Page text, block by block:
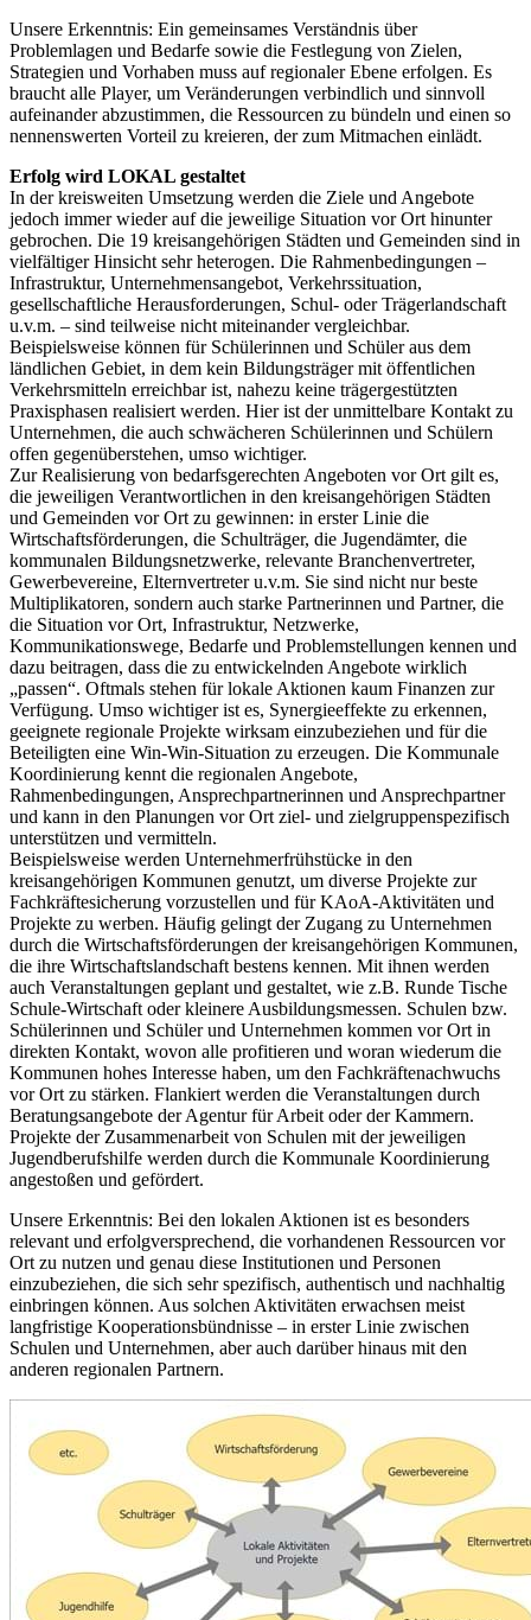
Unsere Erkenntnis: Ein gemeinsames Verständnis über
Problemlagen und Bedarfe sowie die Festlegung von Zielen,
Strategien und Vorhaben muss auf regionaler Ebene erfolgen. Es
braucht alle Player, um Veränderungen verbindlich und sinnvoll
aufeinander abzustimmen, die Ressourcen zu bündeln und einen so
nennenswerten Vorteil zu kreieren, der zum Mitmachen einlädt.
Erfolg wird LOKAL gestaltet
In der kreisweiten Umsetzung werden die Ziele und Angebote
jedoch immer wieder auf die jeweilige Situation vor Ort hinunter
gebrochen. Die 19 kreisangehörigen Städten und Gemeinden sind in
vielfältiger Hinsicht sehr heterogen. Die Rahmenbedingungen –
Infrastruktur, Unternehmensangebot, Verkehrssituation,
gesellschaftliche Herausforderungen, Schul- oder Trägerlandschaft
u.v.m. – sind teilweise nicht miteinander vergleichbar.
Beispielsweise können für Schülerinnen und Schüler aus dem
ländlichen Gebiet, in dem kein Bildungsträger mit öffentlichen
Verkehrsmitteln erreichbar ist, nahezu keine trägergestützten
Praxisphasen realisiert werden. Hier ist der unmittelbare Kontakt zu
Unternehmen, die auch schwächeren Schülerinnen und Schülern
offen gegenüberstehen, umso wichtiger.
Zur Realisierung von bedarfsgerechten Angeboten vor Ort gilt es,
die jeweiligen Verantwortlichen in den kreisangehörigen Städten
und Gemeinden vor Ort zu gewinnen: in erster Linie die
Wirtschaftsförderungen, die Schulträger, die Jugendämter, die
kommunalen Bildungsnetzwerke, relevante Branchenvertreter,
Gewerbevereine, Elternvertreter u.v.m. Sie sind nicht nur beste
Multiplikatoren, sondern auch starke Partnerinnen und Partner, die
die Situation vor Ort, Infrastruktur, Netzwerke,
Kommunikationswege, Bedarfe und Problemstellungen kennen und
dazu beitragen, dass die zu entwickelnden Angebote wirklich
„passen“. Oftmals stehen für lokale Aktionen kaum Finanzen zur
Verfügung. Umso wichtiger ist es, Synergieeffekte zu erkennen,
geeignete regionale Projekte wirksam einzubeziehen und für die
Beteiligten eine Win-Win-Situation zu erzeugen. Die Kommunale
Koordinierung kennt die regionalen Angebote,
Rahmenbedingungen, Ansprechpartnerinnen und Ansprechpartner
und kann in den Planungen vor Ort ziel- und zielgruppenspezifisch
unterstützen und vermitteln.
Beispielsweise werden Unternehmerfrühstücke in den
kreisangehörigen Kommunen genutzt, um diverse Projekte zur
Fachkräftesicherung vorzustellen und für KAoA-Aktivitäten und
Projekte zu werben. Häufig gelingt der Zugang zu Unternehmen
durch die Wirtschaftsförderungen der kreisangehörigen Kommunen,
die ihre Wirtschaftslandschaft bestens kennen. Mit ihnen werden
auch Veranstaltungen geplant und gestaltet, wie z.B. Runde Tische
Schule-Wirtschaft oder kleinere Ausbildungsmessen. Schulen bzw.
Schülerinnen und Schüler und Unternehmen kommen vor Ort in
direkten Kontakt, wovon alle profitieren und woran wiederum die
Kommunen hohes Interesse haben, um den Fachkräftenachwuchs
vor Ort zu stärken. Flankiert werden die Veranstaltungen durch
Beratungsangebote der Agentur für Arbeit oder der Kammern.
Projekte der Zusammenarbeit von Schulen mit der jeweiligen
Jugendberufshilfe werden durch die Kommunale Koordinierung
angestoßen und gefördert.
Unsere Erkenntnis: Bei den lokalen Aktionen ist es besonders
relevant und erfolgversprechend, die vorhandenen Ressourcen vor
Ort zu nutzen und genau diese Institutionen und Personen
einzubeziehen, die sich sehr spezifisch, authentisch und nachhaltig
einbringen können. Aus solchen Aktivitäten erwachsen meist
langfristige Kooperationsbündnisse – in erster Linie zwischen
Schulen und Unternehmen, aber auch darüber hinaus mit den
anderen regionalen Partnern.